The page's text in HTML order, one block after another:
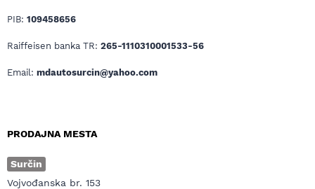
PIB: 109458656
Raiffeisen banka TR: 265-1110310001533-56
Email: mdautosurcin@yahoo.com
PRODAJNA MESTA
Surčin
Vojvođanska br. 153